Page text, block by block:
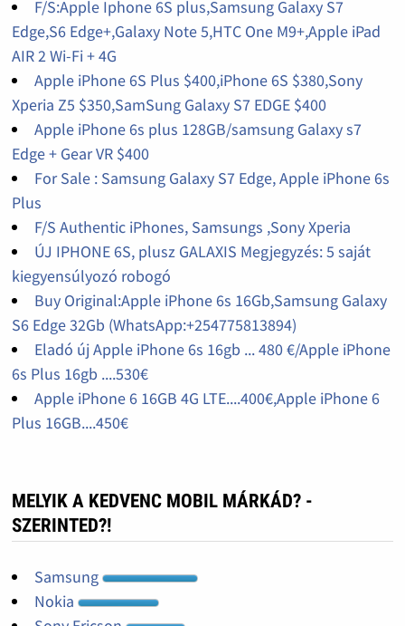
F/S:Apple Iphone 6S plus,Samsung Galaxy S7
Edge,S6 Edge+,Galaxy Note 5,HTC One M9+,Apple iPad
AIR 2 Wi-Fi + 4G
Apple iPhone 6S Plus $400,iPhone 6S $380,Sony
Xperia Z5 $350,SamSung Galaxy S7 EDGE $400
Apple iPhone 6s plus 128GB/samsung Galaxy s7
Edge + Gear VR $400
For Sale : Samsung Galaxy S7 Edge, Apple iPhone 6s
Plus
F/S Authentic iPhones, Samsungs ,Sony Xperia
ÚJ IPHONE 6S, plusz GALAXIS Megjegyzés: 5 saját
kiegyensúlyozó robogó
Buy Original:Apple iPhone 6s 16Gb,Samsung Galaxy
S6 Edge 32Gb (WhatsApp:+254775813894)
Eladó új Apple iPhone 6s 16gb ... 480 €/Apple iPhone
6s Plus 16gb ....530€
Apple iPhone 6 16GB 4G LTE....400€,Apple iPhone 6
Plus 16GB....450€
MELYIK A KEDVENC MOBIL MÁRKÁD? -
SZERINTED?!
Samsung
Nokia